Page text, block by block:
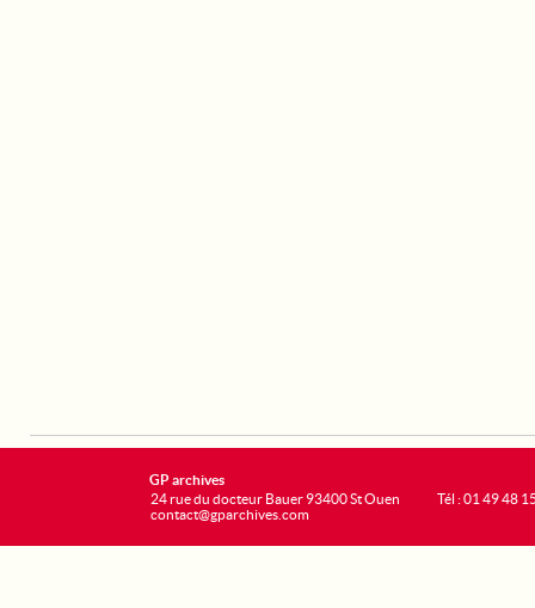
GP archives
24 rue du docteur Bauer 93400 St Ouen
contact@gparchives.com
Tél : 01 49 48